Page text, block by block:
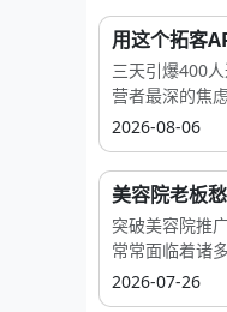
用这个拓客
三天引爆400
营者最深的焦
2026-08-06
美容院老板
突破美容院推
常常面临着诸
2026-07-26